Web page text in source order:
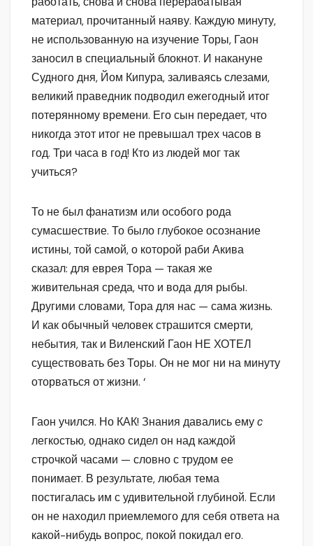
материал, прочитанный наяву. Каждую минуту,
не использованную на изучение Торы, Гаон
заносил в специальный блокнот. И накануне
Судного дня, Йом Кипура, заливаясь слезами,
великий праведник подводил ежегодный итог
потерянному времени. Его сын передает, что
никогда этот итог не превышал трех часов в
год. Три часа в год! Кто из людей мог так
учиться?
То не был фанатизм или особого рода
сумасшествие. То было глубокое осознание
истины, той самой, о которой раби Акива
сказал: для еврея Тора — такая же
живительная среда, что и вода для рыбы.
Другими словами, Тора для нас — сама жизнь.
И как обычный человек страшится смерти,
небытия, так и Виленский Гаон НЕ ХОТЕЛ
существовать без Торы. Он не мог ни на минуту
оторваться от жизни. ‘
Гаон учился. Но КАК! Знания давались емус
легкостью, однако сидел он над каждой
строчкой часами — словно с трудом ее
понимает. В результате, любая тема
постигалась им с удивительной глубиной. Если
он не находил приемлемого для себя ответа на
какой-нибудь вопрос, покой покидал его.